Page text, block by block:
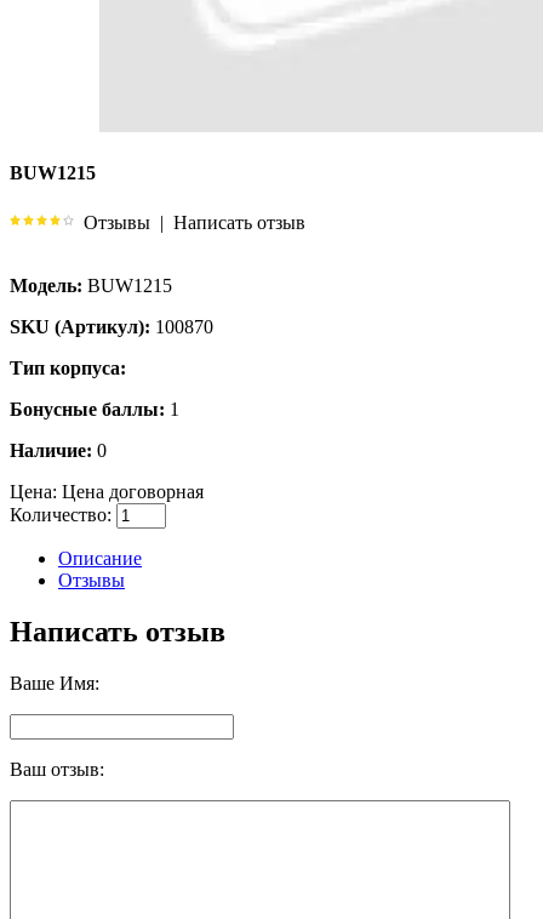
BUW1215
Отзывы | Написать отзыв
Модель: BUW1215
SKU (Артикул): 100870
Тип корпуса:
Бонусные баллы: 1
Наличие: 0
Цена: Цена договорная
Количество:
Описание
Отзывы
Написать отзыв
Ваше Имя:
Ваш отзыв: